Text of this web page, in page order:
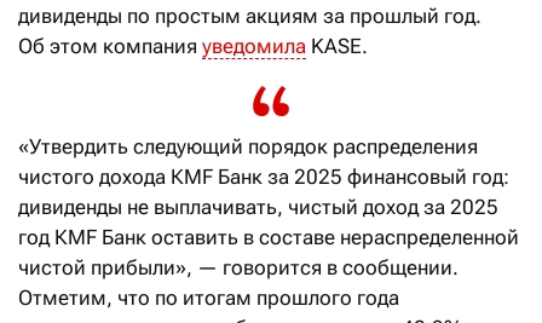
дивиденды по простым акциям за прошлый год.
Об этом компания уведомила KASE.
«Утвердить следующий порядок распределения
чистого дохода КMF Банк за 2025 финансовый год:
дивиденды не выплачивать, чистый доход за 2025
год КMF Банк оставить в составе нераспределенной
чистой прибыли», — говорится в сообщении.
Отметим, что по итогам прошлого года